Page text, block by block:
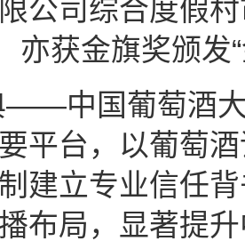
公司综合度假
亦获金旗奖颁
——中国葡萄酒
平台，以葡萄
建立专业信任
布局，显著提